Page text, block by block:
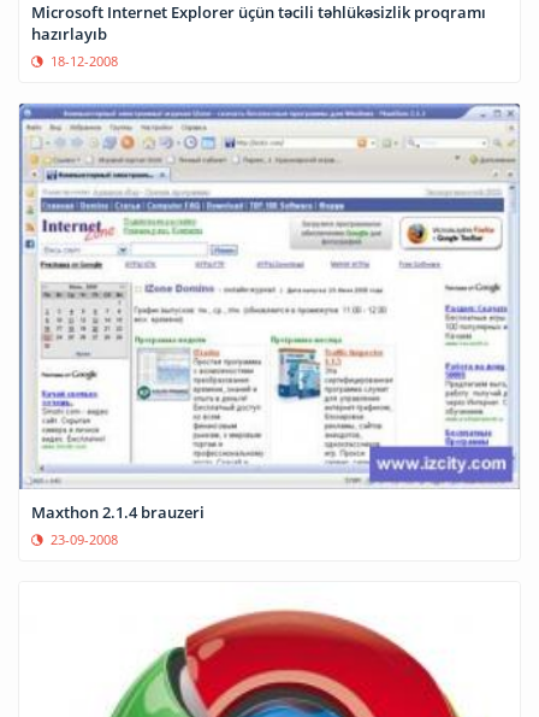
Microsoft Internet Explorer üçün təcili təhlükəsizlik proqramı
hazırlayıb
18-12-2008
Maxthon 2.1.4 brauzeri
23-09-2008